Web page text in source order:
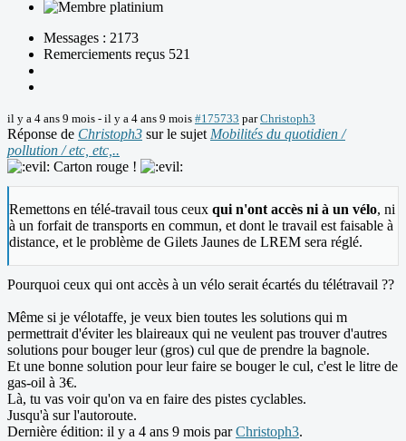
Messages : 2173
Remerciements reçus 521
il y a 4 ans 9 mois - il y a 4 ans 9 mois #175733 parChristoph3
Réponse de Christoph3 sur le sujet Mobilités du quotidien /
pollution / etc, etc,..
Carton rouge !
Remettons en télé-travail tous ceux qui n'ont accès ni à un vélo, ni
à un forfait de transports en commun, et dont le travail est faisable à
distance, et le problème de Gilets Jaunes de LREM sera réglé.
Pourquoi ceux qui ont accès à un vélo serait écartés du télétravail ??
Même si je vélotaffe, je veux bien toutes les solutions qui m
permettrait d'éviter les blaireaux qui ne veulent pas trouver d'autres
solutions pour bouger leur (gros) cul que de prendre la bagnole.
Et une bonne solution pour leur faire se bouger le cul, c'est le litre de
gas-oil à 3€.
Là, tu vas voir qu'on va en faire des pistes cyclables.
Jusqu'à sur l'autoroute.
Dernière édition: il y a 4 ans 9 mois parChristoph3.